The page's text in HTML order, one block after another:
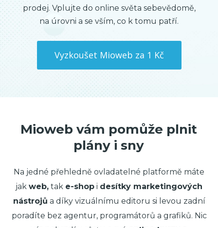
prodej. Vplujte do online světa sebevědomě,
na úrovni a se vším, co k tomu patří.
Vyzkoušet Mioweb za 1 Kč
Mioweb vám pomůže plnit
plány i sny
Na jedné přehledně ovladatelné platformě máte
jak web, tak e-shop i desítky marketingových
nástrojů a díky vizuálnímu editoru si levou zadní
poradíte bez agentur, programátorů a grafiků. Nic